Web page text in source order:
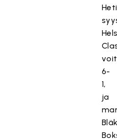
Heti
6-
1,
ja
Bläk